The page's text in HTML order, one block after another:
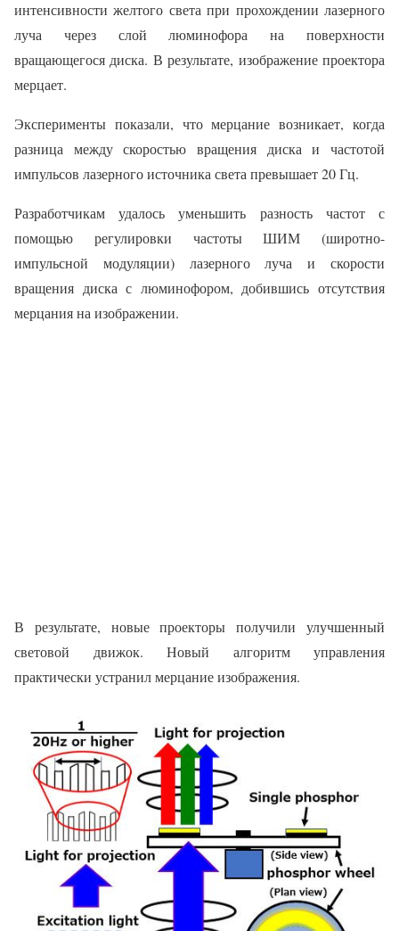
интенсивности желтого света при прохождении лазерного
луча через слой люминофора на поверхности
вращающегося диска. В результате, изображение проектора
мерцает.
Эксперименты показали, что мерцание возникает, когда
разница между скоростью вращения диска и частотой
импульсов лазерного источника света превышает 20 Гц.
Разработчикам удалось уменьшить разность частот с
помощью регулировки частоты ШИМ (широтно-
импульсной модуляции) лазерного луча и скорости
вращения диска с люминофором, добившись отсутствия
мерцания на изображении.
В результате, новые проекторы получили улучшенный
световой движок. Новый алгоритм управления
практически устранил мерцание изображения.